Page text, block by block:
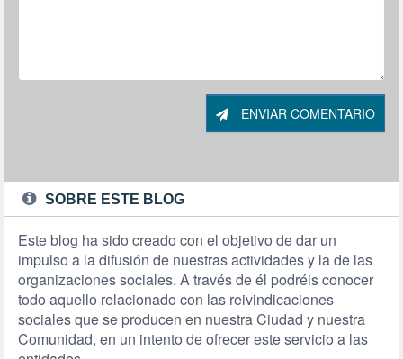
ENVIAR COMENTARIO
SOBRE ESTE BLOG
Este blog ha sido creado con el objetivo de dar un
impulso a la difusión de nuestras actividades y la de las
organizaciones sociales. A través de él podréis conocer
todo aquello relacionado con las reivindicaciones
sociales que se producen en nuestra Ciudad y nuestra
Comunidad, en un intento de ofrecer este servicio a las